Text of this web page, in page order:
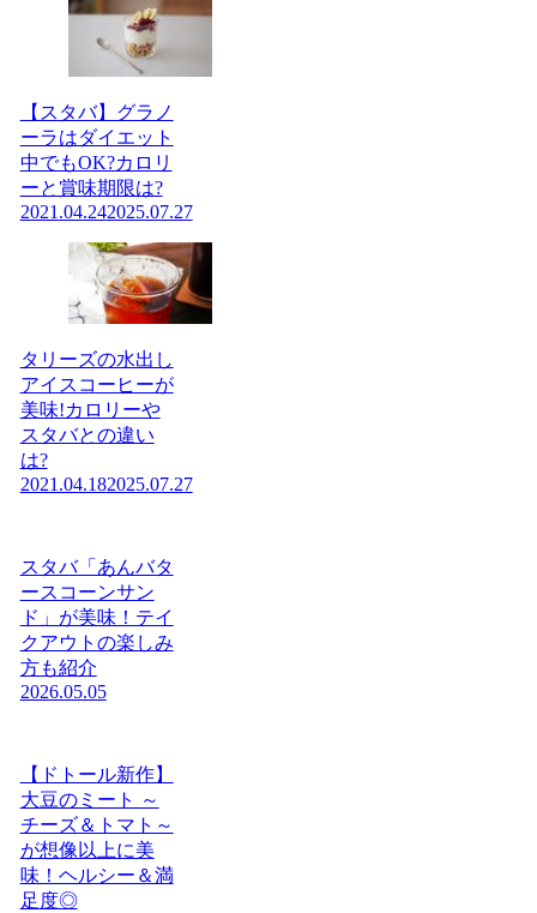
【スタバ】グラノ
ーラはダイエット
中でもOK?カロリ
ーと賞味期限は?
2021.04.242025.07.27
タリーズの水出し
アイスコーヒーが
美味!カロリーや
スタバとの違い
は?
2021.04.182025.07.27
スタバ「あんバタ
ースコーンサン
ド」が美味！テイ
クアウトの楽しみ
方も紹介
2026.05.05
【ドトール新作】
大豆のミート ～
チーズ＆トマト～
が想像以上に美
味！ヘルシー＆満
足度◎